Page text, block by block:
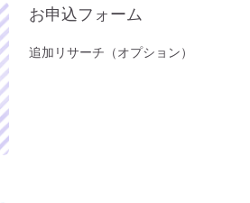
お申込フォーム
追加リサーチ（オプション）